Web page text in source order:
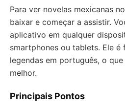
Para ver novelas mexicanas
baixar e começar a assistir.
aplicativo em qualquer
smartphones ou tablets. Ele é
legendas em português, o
melhor.
Principais Pontos